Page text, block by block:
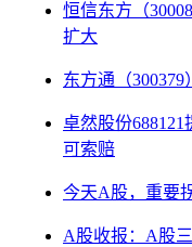
恒信东方（
扩大
东方通（
卓然股份
可索赔
今天A股，重要
A股收报：A股